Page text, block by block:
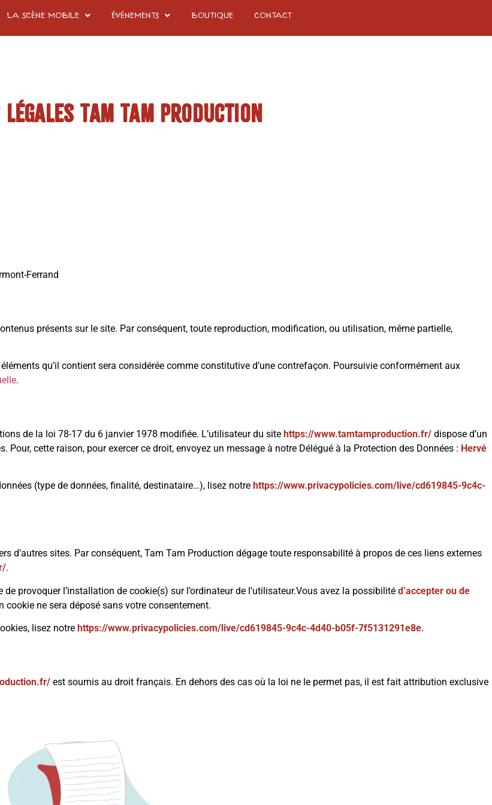
La scène mobile Événements Boutique Contact
Tam Tam Production
Ferrand
présents sur le site. Par conséquent, toute reproduction, modification, ou utilisation, même partielle,
qu’il contient sera considérée comme constitutive d’une contrefaçon. Poursuivie conformément aux
.
de la loi 78-17 du 6 janvier 1978 modifiée. L’utilisateur du site https://www.tamtamproduction.fr/ dispose d’un
cette raison, pour exercer ce droit, envoyez un message à notre Délégué à la Protection des Données : Hervé
(type de données, finalité, destinataire…), lisez notre https://www.privacypolicies.com/live/cd619845-9c4c-
d’autres sites. Par conséquent, Tam Tam Production dégage toute responsabilité à propos de ces liens externes
.
de provoquer l’installation de cookie(s) sur l’ordinateur de l’utilisateur.Vous avez la possibilité d’accepter ou de
ne sera déposé sans votre consentement.
lisez notre https://www.privacypolicies.com/live/cd619845-9c4c-4d40-b05f-7f5131291e8e.
est soumis au droit français. En dehors des cas où la loi ne le permet pas, il est fait attribution exclusive